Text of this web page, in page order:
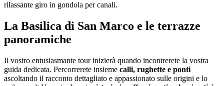
rilassante giro in gondola per canali.
La Basilica di San Marco e le terrazze
panoramiche
Il vostro entusiasmante tour inizierà quando incontrerete la vostra
guida dedicata. Percorrerete insieme calli, rughette e ponti
ascoltando il racconto dettagliato e appassionato sulle origini e lo